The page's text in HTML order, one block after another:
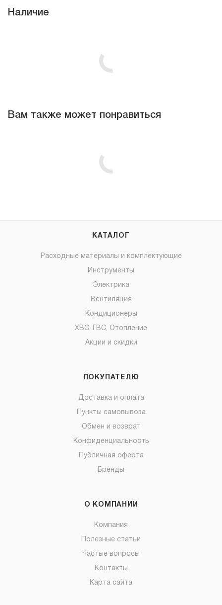
Наличие
Вам также может понравиться
КАТАЛОГ
Расходные материалы и комплектующие
Инструменты
Электрика
Вентиляция
Кондиционеры
ХВС, ГВС, Отопление
Акции и скидки
ПОКУПАТЕЛЮ
Доставка и оплата
Пункты самовывоза
Обмен и возврат
Конфиденциальность
Публичная оферта
Бренды
О КОМПАНИИ
Компания
Полезные статьи
Частые вопросы
Контакты
Карта сайта